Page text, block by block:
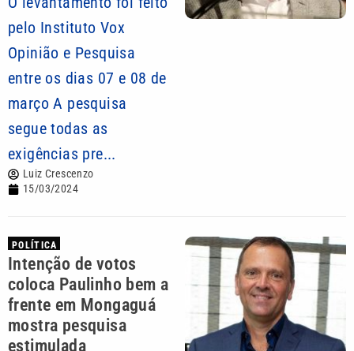
pelo Instituto Vox
Opinião e Pesquisa
entre os dias 07 e 08 de
março A pesquisa
segue todas as
exigências pre...
Luiz Crescenzo
15/03/2024
POLÍTICA
Intenção de votos
coloca Paulinho bem a
frente em Mongaguá
mostra pesquisa
estimulada